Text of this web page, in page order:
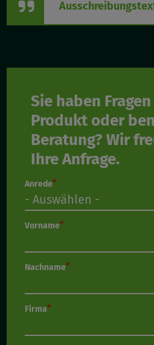
Sie haben
Produkt oder
Beratung? Wir
Ihre Anfrage.
Anrede
Vorname
Nachname
Firma